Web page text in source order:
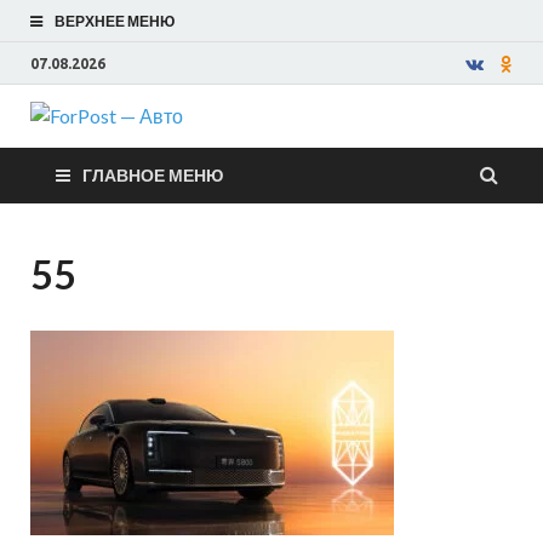
ВЕРХНЕЕ МЕНЮ
07.08.2026
ForPost —
Авто
ГЛАВНОЕ МЕНЮ
55